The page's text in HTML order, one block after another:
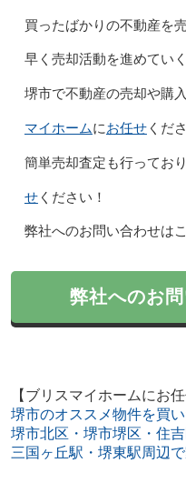
買ったばかりの不動産を
早く売却活動を進めてい
堺市で不動産の売却や購
マイホームにお任せくだ
簡単売却査定も行ってお
せください！
弊社へのお問い合わせは
弊社へのお
【ブリスマイホームにお
堺市のオススメ物件を買
堺市北区・堺市堺区・住
三国ヶ丘駅・堺東駅周辺